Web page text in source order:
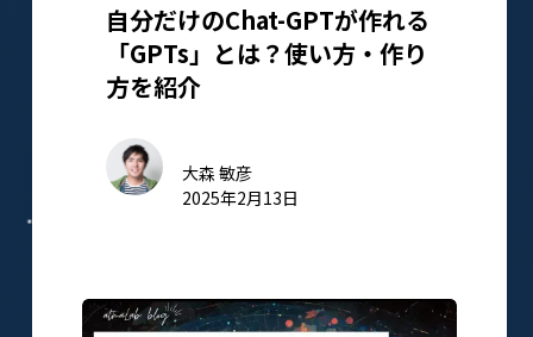
自分だけのChat-GPTが作れる
「GPTs」とは？使い方・作り
方を紹介
大森 敏彦
2025年2月13日